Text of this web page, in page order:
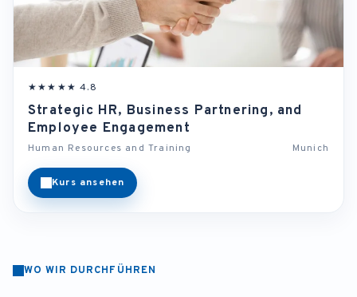
★★★★★ 4.8
Strategic HR, Business Partnering, and
Employee Engagement
Human Resources and Training Munich
Kurs ansehen
WO WIR DURCHFÜHREN